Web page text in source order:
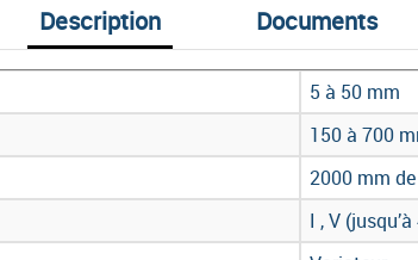
Description
5 à 50 mm
150 à 700
2000 mm
I , V (jusqu’à
Documents